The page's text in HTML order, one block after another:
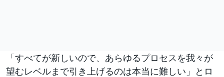
「すべてが新しいので、あらゆるプロセスを我々が
望むレベルまで引き上げるのは本当に難しい」とロ